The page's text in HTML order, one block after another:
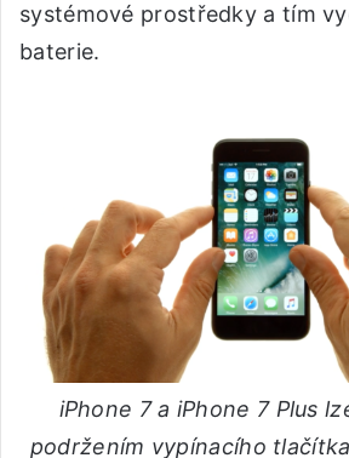
systémové prostředky a tím
baterie.
iPhone 7 a iPhone 7 Plus
podržením vypínacího